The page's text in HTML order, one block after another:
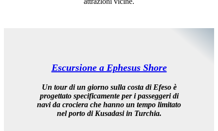
Escursione a Ephesus Shore
Un tour di un giorno sulla costa di Efeso è
progettato specificamente per i passeggeri di
navi da crociera che hanno un tempo limitato
nel porto di Kusadasi in Turchia.